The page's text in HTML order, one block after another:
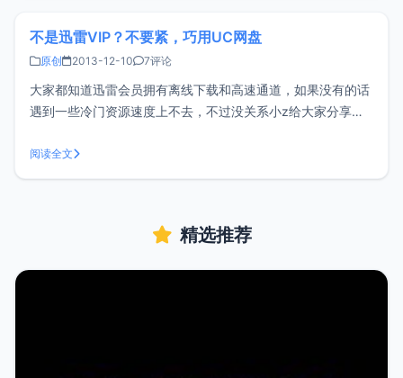
不是迅雷VIP？不要紧，巧用UC网盘
原创 2013-12-10 7评论
大家都知道迅雷会员拥有离线下载和高速通道，如果没有的话
遇到一些冷门资源速度上不去，不过没关系小z给大家分享如
有的话注册一个就是了，然后打开UC浏览器，切换到网页应
用页面搜索UC网盘并添加，然后打开应用，登陆你注册的UC
阅读全文
精选推荐